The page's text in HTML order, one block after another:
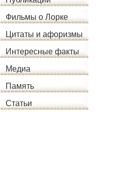
Фильмы о Лорке
Цитаты и афоризмы
Интересные факты
Медиа
Память
Статьи